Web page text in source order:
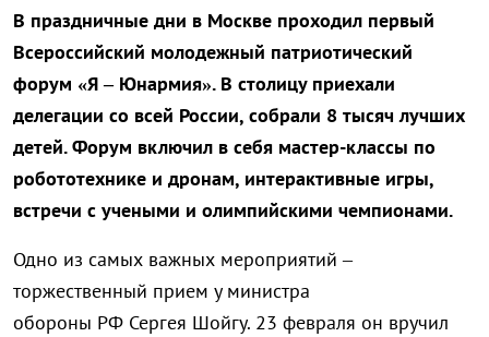
В праздничные дни в Москве проходил первый
Всероссийский молодежный патриотический
форум «Я – Юнармия». В столицу приехали
делегации со всей России, собрали 8 тысяч лучших
детей. Форум включил в себя мастер-классы по
робототехнике и дронам, интерактивные игры,
встречи с учеными и олимпийскими чемпионами.
Одно из самых важных мероприятий –
торжественный прием у министра
обороны РФ Сергея Шойгу. 23 февраля он вручил